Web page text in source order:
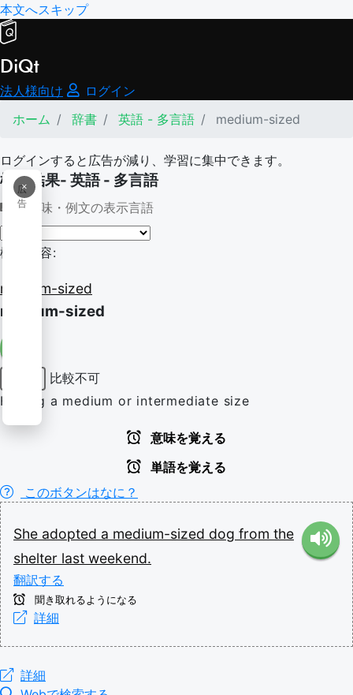
本文へスキップ
DiQt
法人様向け
ログイン
ホーム
辞書 英語 - 多言語 medium-sized
ログインすると広告が減り、学習に集中できます。
×
広
告
検索結果- 英語 - 多言語
意味・例文の表示言語
検索内容:
medium-sized
medium-sized
比較不可
Having a medium or intermediate size
意味を覚える
単語を覚える
このボタンはなに？
She adopted a medium-sized dog from the
shelter last weekend.
翻訳する
聞き取れるようになる
詳細
詳細